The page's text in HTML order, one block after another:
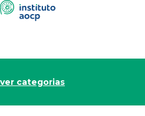
ver categorias